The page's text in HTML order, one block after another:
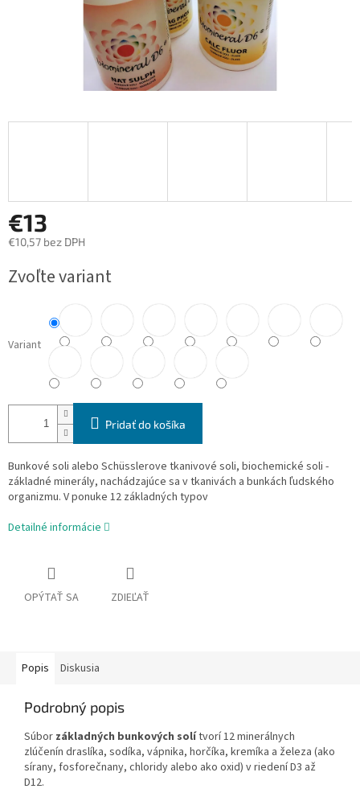
€13
€10,57 bez DPH
cena:
Zvoľte variant
Variant
Pridať do košíka
Bunkové soli alebo Schüsslerove tkanivové soli, biochemické soli -
základné minerály, nachádzajúce sa v tkanivách a bunkách ľudského
organizmu. V ponuke 12 základných typov
Detailné informácie
OPÝTAŤ SA ZDIEĽAŤ
Popis Diskusia
Podrobný popis
Súbor základných bunkových solítvorí 12 minerálnych
zlúčenín draslíka, sodíka, vápnika, horčíka, kremíka a železa (ako
sírany, fosforečnany, chloridy alebo ako oxid) v riedení D3 až
D12.